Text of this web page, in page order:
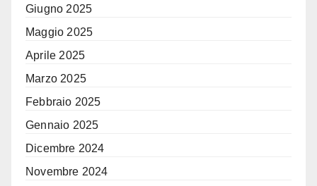
Giugno 2025
Maggio 2025
Aprile 2025
Marzo 2025
Febbraio 2025
Gennaio 2025
Dicembre 2024
Novembre 2024